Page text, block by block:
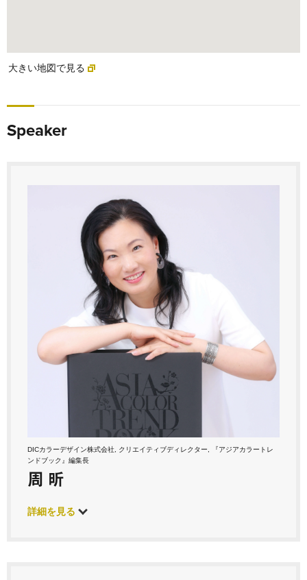
大きい地図で見る
Speaker
DICカラーデザイン株式会社, クリエイティブディレクター, 『アジアカラートレ
ンドブック』編集長
周 昕
詳細を見る